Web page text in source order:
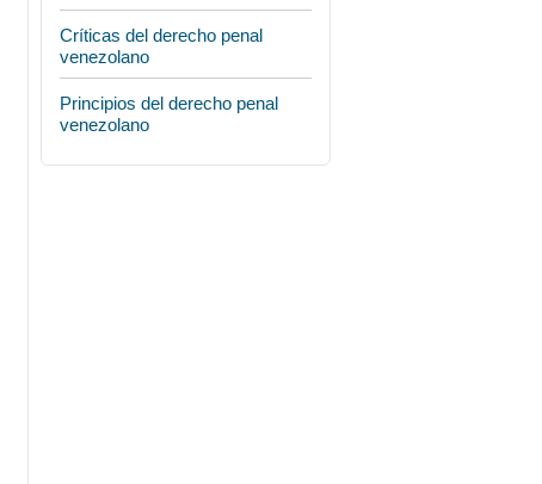
Críticas del derecho penal
venezolano
Principios del derecho penal
venezolano